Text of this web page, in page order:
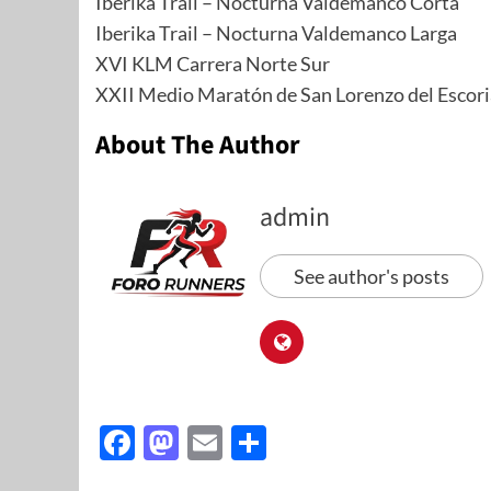
Iberika Trail – Nocturna Valdemanco Larga
XVI KLM Carrera Norte Sur
XXII Medio Maratón de San Lorenzo del
About The Author
admin
See author's posts
Facebook
Mastodon
Email